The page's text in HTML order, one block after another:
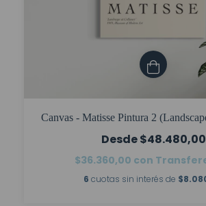
Canvas - Matisse Pintura 2
$48.480,00
$36.360,00 con
6 cuotas sin interés de